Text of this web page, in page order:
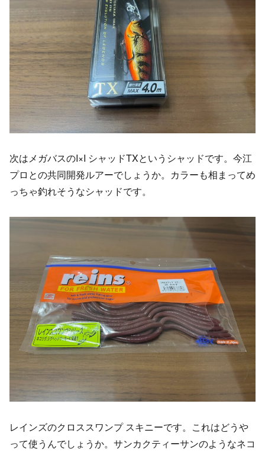
次はメガバスのI×I シャッドTXというシャッドです。今江
プロとの共同開発ルアーでしょうか。カラーも相まってめ
っちゃ釣れそうなシャッドです。
レインズのクロススワンプ スキニーです。これはどうや
って使うんでしょうか。サンカクティーサンのようなネコ